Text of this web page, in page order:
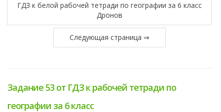
ГДЗ к белой рабочей тетради по географии за 6 класс
Дронов
Следующая страница ⇒
Задание 53 от ГДЗ к рабочей тетради по
географии за 6 класс